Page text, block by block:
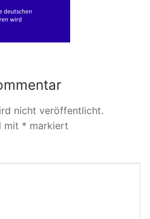
nicht veröffentlicht.
mit * markiert